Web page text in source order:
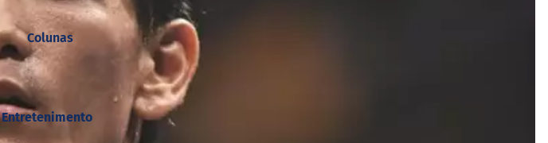
Colunas
Entretenimento